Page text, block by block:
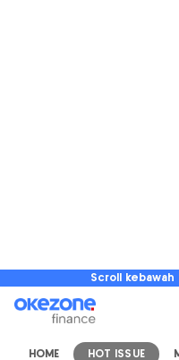
Scroll
HOME HOT ISSUE